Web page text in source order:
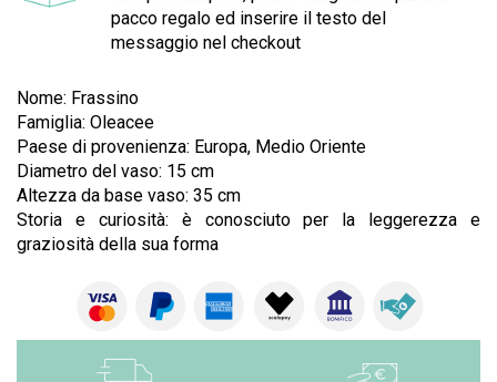
pacco regalo ed inserire il testo del
messaggio nel checkout
Nome: Frassino
Famiglia: Oleacee
Paese di provenienza: Europa, Medio Oriente
Diametro del vaso: 15 cm
Altezza da base vaso: 35 cm
Storia e curiosità: è conosciuto per la leggerezza e
graziosità della sua forma